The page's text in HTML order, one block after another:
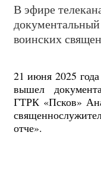
В эфире
воинских
21 июня 2025
вышел
ГТРК «Псков»
отче».